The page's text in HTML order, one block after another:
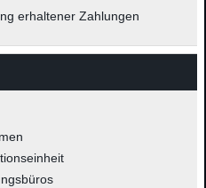
erhaltener Zahlungen